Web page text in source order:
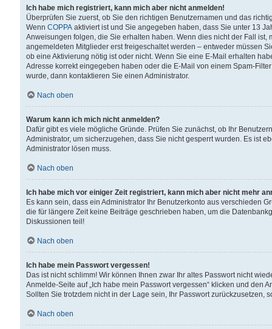
Ich habe mich registriert, kann mich aber nicht anmelden!
Überprüfen Sie zuerst, ob Sie den richtigen Benutzernamen und das
Wenn COPPA aktiviert ist und Sie angegeben haben, dass Sie unter 13
Anweisungen folgen, die Sie erhalten haben. Wenn dies nicht der Fall
angemeldeten Mitglieder erst freigeschaltet werden – entweder müssen
ob eine Aktivierung nötig ist oder nicht. Wenn Sie eine E-Mail erhalten
Adresse korrekt eingegeben haben oder die E-Mail von einem Spam-
wurde, dann kontaktieren Sie einen Administrator.
Nach oben
Warum kann ich mich nicht anmelden?
Dafür gibt es viele mögliche Gründe. Prüfen Sie zunächst, ob Ihr
Administrator, um sicherzugehen, dass Sie nicht gesperrt wurden. Es ist
Administrator lösen muss.
Nach oben
Ich habe mich vor einiger Zeit registriert, kann mich aber nicht mehr
Es kann sein, dass ein Administrator Ihr Benutzerkonto aus verschieden
die für längere Zeit keine Beiträge geschrieben haben, um die
Diskussionen teil!
Nach oben
Ich habe mein Passwort vergessen!
Das ist nicht schlimm! Wir können Ihnen zwar Ihr altes Passwort nicht
Anmelde-Seite auf „Ich habe mein Passwort vergessen“ klicken und
Sollten Sie trotzdem nicht in der Lage sein, Ihr Passwort zurückzusetzen,
Nach oben